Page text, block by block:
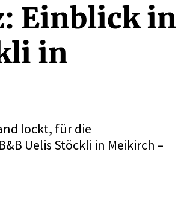
Einblick in
in
lockt, für die
Uelis Stöckli in Meikirch –